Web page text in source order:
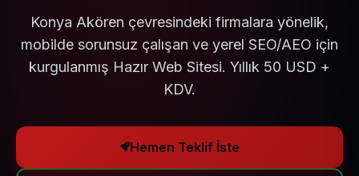
Konya Akören çevresindeki firmalara yönelik,
mobilde sorunsuz çalışan ve yerel SEO/AEO için
kurgulanmış Hazır Web Sitesi. Yıllık 50 USD +
KDV.
Hemen Teklif İste